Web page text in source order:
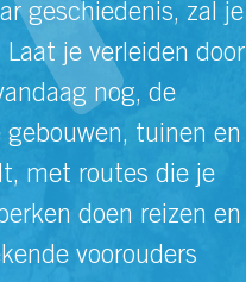
geschiedenis, zal je
je verleiden door
nog, de
tuinen en
met routes die je
doen reizen en
voorouders